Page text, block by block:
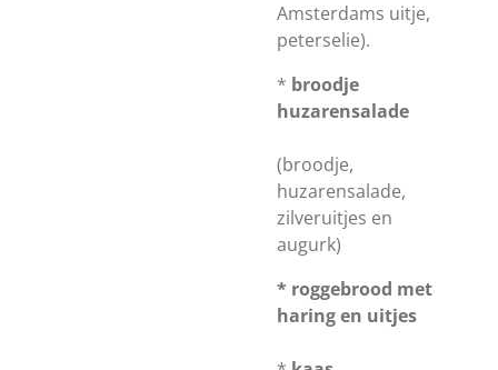
Amsterdams uitje,
peterselie).
* broodje
huzarensalade
(broodje,
huzarensalade,
zilveruitjes en
augurk)
* roggebrood met
haring en uitjes